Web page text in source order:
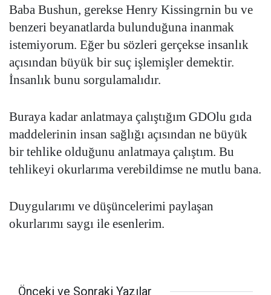
Baba Bushun, gerekse Henry Kissingrnin bu ve
benzeri beyanatlarda bulunduğuna inanmak
istemiyorum. Eğer bu sözleri gerçekse insanlık
açısından büyük bir suç işlemişler demektir.
İnsanlık bunu sorgulamalıdır.
Buraya kadar anlatmaya çalıştığım GDOlu gıda
maddelerinin insan sağlığı açısından ne büyük
bir tehlike olduğunu anlatmaya çalıştım. Bu
tehlikeyi okurlarıma verebildimse ne mutlu bana.
Duygularımı ve düşüncelerimi paylaşan
okurlarımı saygı ile esenlerim.
Önceki ve Sonraki Yazılar